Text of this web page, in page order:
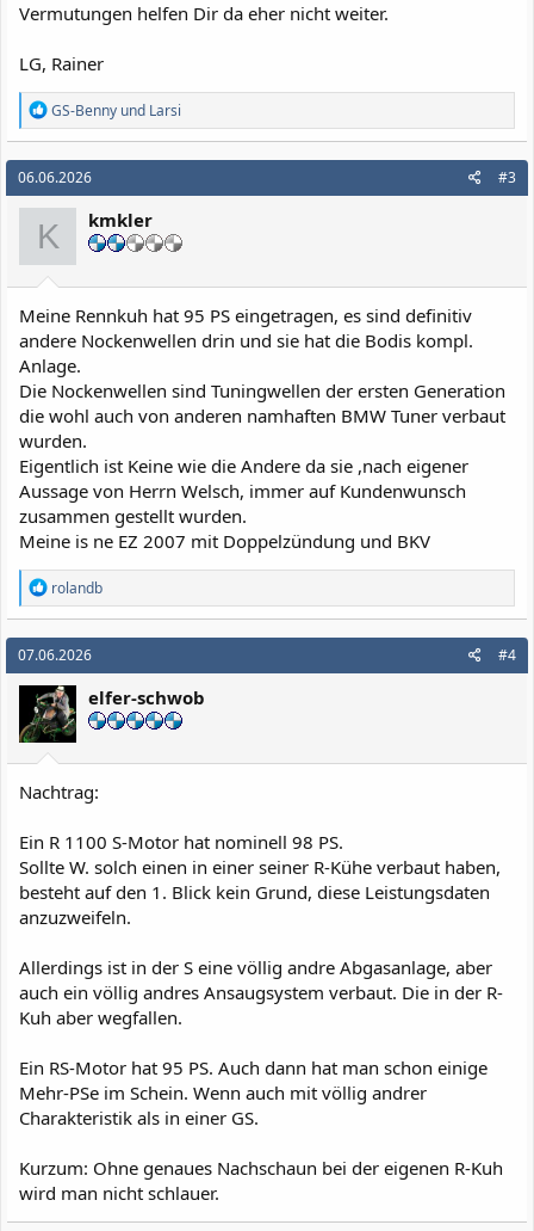
Vermutungen helfen Dir da eher nicht weiter.
LG, Rainer
R
e
a
k
t
i
o
n
e
n
GS-Benny und Larsi
06.06.2026 #3
K kmkler
Meine Rennkuh hat 95 PS eingetragen, es sind definitiv
andere Nockenwellen drin und sie hat die Bodis kompl.
Anlage.
Die Nockenwellen sind Tuningwellen der ersten Generation
die wohl auch von anderen namhaften BMW Tuner verbaut
wurden.
Eigentlich ist Keine wie die Andere da sie ,nach eigener
Aussage von Herrn Welsch, immer auf Kundenwunsch
zusammen gestellt wurden.
Meine is ne EZ 2007 mit Doppelzündung und BKV
R
e
a
k
t
i
o
n
e
n
rolandb
07.06.2026 #4
elfer-schwob
Nachtrag:
Ein R 1100 S-Motor hat nominell 98 PS.
Sollte W. solch einen in einer seiner R-Kühe verbaut haben,
besteht auf den 1. Blick kein Grund, diese Leistungsdaten
anzuzweifeln.
Allerdings ist in der S eine völlig andre Abgasanlage, aber
auch ein völlig andres Ansaugsystem verbaut. Die in der R-
Kuh aber wegfallen.
Ein RS-Motor hat 95 PS. Auch dann hat man schon einige
Mehr-PSe im Schein. Wenn auch mit völlig andrer
Charakteristik als in einer GS.
Kurzum: Ohne genaues Nachschaun bei der eigenen R-Kuh
wird man nicht schlauer.